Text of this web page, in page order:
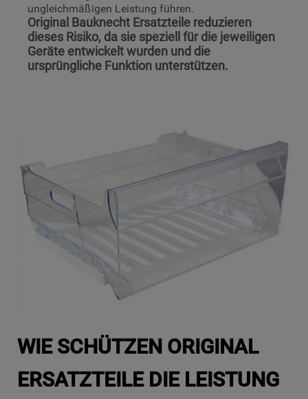
ungleichmäßigen Leistung führen.
Original Bauknecht Ersatzteile reduzieren
dieses Risiko, da sie speziell für die jeweiligen
Geräte entwickelt wurden und die
ursprüngliche Funktion unterstützen.
WIE SCHÜTZEN ORIGINAL
ERSATZTEILE DIE LEISTUNG